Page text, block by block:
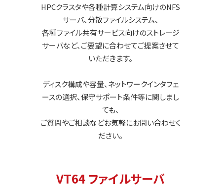
HPCクラスタや各種計算システム向けのNFS
サーバ、分散ファイルシステム、
各種ファイル共有サービス向けのストレージ
サーバなど、ご要望に合わせてご提案させて
いただきます。
ディスク構成や容量、ネットワークインタフェ
ースの選択、保守サポート条件等に関しまし
ても、
ご質問やご相談などお気軽にお問い合わせく
ださい。
VT64 ファイルサーバ